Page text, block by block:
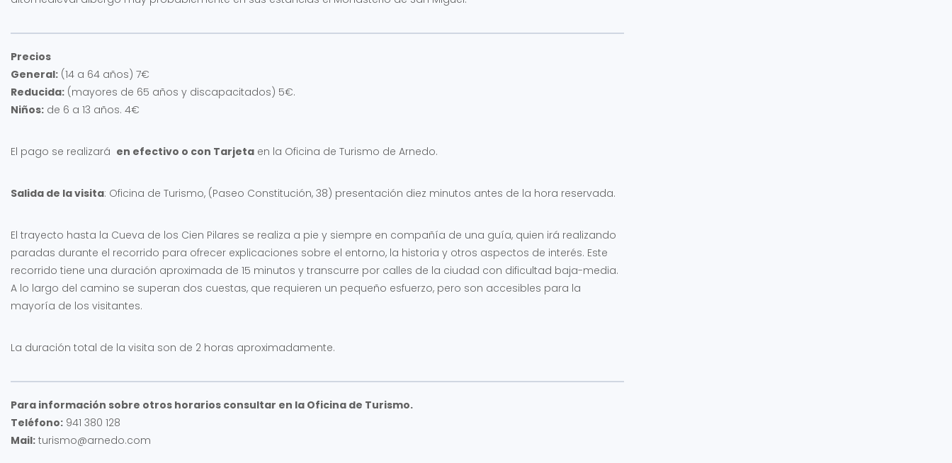
Precios
General: (14 a 64 años) 7€
Reducida: (mayores de 65 años y discapacitados) 5€.
Niños: de 6 a 13 años. 4€
El pago se realizará en efectivo o con Tarjeta en la Oficina de Turismo de Arnedo.
Salida de la visita: Oficina de Turismo, (Paseo Constitución, 38) presentación diez minutos antes de la hora reservada.
El trayecto hasta la Cueva de los Cien Pilares se realiza a pie y siempre en compañía de una guía, quien irá realizando
paradas durante el recorrido para ofrecer explicaciones sobre el entorno, la historia y otros aspectos de interés. Este
recorrido tiene una duración aproximada de 15 minutos y transcurre por calles de la ciudad con dificultad baja-media.
A lo largo del camino se superan dos cuestas, que requieren un pequeño esfuerzo, pero son accesibles para la
mayoría de los visitantes.
La duración total de la visita son de 2 horas aproximadamente.
Para información sobre otros horarios consultar en la Oficina de Turismo.
Teléfono: 941 380 128
Mail: turismo@arnedo.com